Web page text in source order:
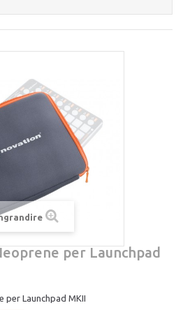
per Launchpad
per Launchpad MKII